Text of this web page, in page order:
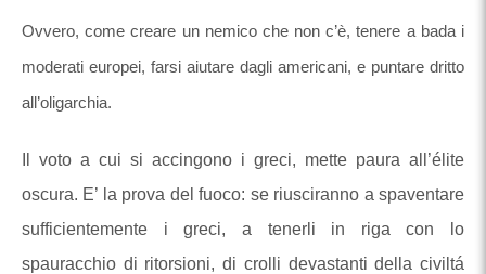
Ovvero, come creare un nemico che non c’è, tenere a bada i
moderati europei, farsi aiutare dagli americani, e puntare dritto
all’oligarchia.
Il voto a cui si accingono i greci, mette paura all’élite
oscura. E’ la prova del fuoco: se riusciranno a spaventare
sufficientemente i greci, a tenerli in riga con lo
spauracchio di ritorsioni, di crolli devastanti della civiltá